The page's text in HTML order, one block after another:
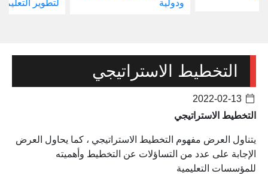
التخطيط الاستراتيجي
التخطيط الاستراتيجي
يتناول العرض مفهوم التخطيط الاستراتيجي ، كما يحاول العرض
الإجابة على عدد من التساؤلات عن التخطيط وأهميته
للمؤسسات التعليمية